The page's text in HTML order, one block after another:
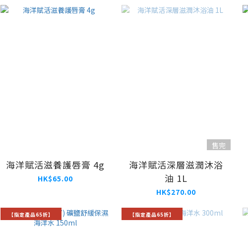
海洋賦活滋養護唇膏 4g
HK$65.00
售完
海洋賦活深層滋潤沐浴
油 1L
HK$270.00
【指定產品65折】 【指定產品65折】